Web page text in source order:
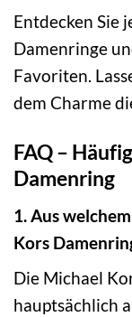
Entdecken Sie
Damenringe
Favoriten.
dem Charme
FAQ –
Damenring
1. Aus
Kors
Die Michael
hauptsächlich